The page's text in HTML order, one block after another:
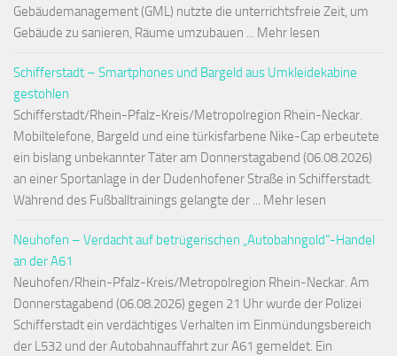
Gebäudemanagement (GML) nutzte die unterrichtsfreie Zeit, um
Gebäude zu sanieren, Räume umzubauen ... Mehr lesen
Schifferstadt – Smartphones und Bargeld aus Umkleidekabine
gestohlen
Schifferstadt/Rhein-Pfalz-Kreis/Metropolregion Rhein-Neckar.
Mobiltelefone, Bargeld und eine türkisfarbene Nike-Cap erbeutete
ein bislang unbekannter Täter am Donnerstagabend (06.08.2026)
an einer Sportanlage in der Dudenhofener Straße in Schifferstadt.
Während des Fußballtrainings gelangte der ... Mehr lesen
Neuhofen – Verdacht auf betrügerischen „Autobahngold“-Handel
an der A61
Neuhofen/Rhein-Pfalz-Kreis/Metropolregion Rhein-Neckar. Am
Donnerstagabend (06.08.2026) gegen 21 Uhr wurde der Polizei
Schifferstadt ein verdächtiges Verhalten im Einmündungsbereich
der L532 und der Autobahnauffahrt zur A61 gemeldet. Ein